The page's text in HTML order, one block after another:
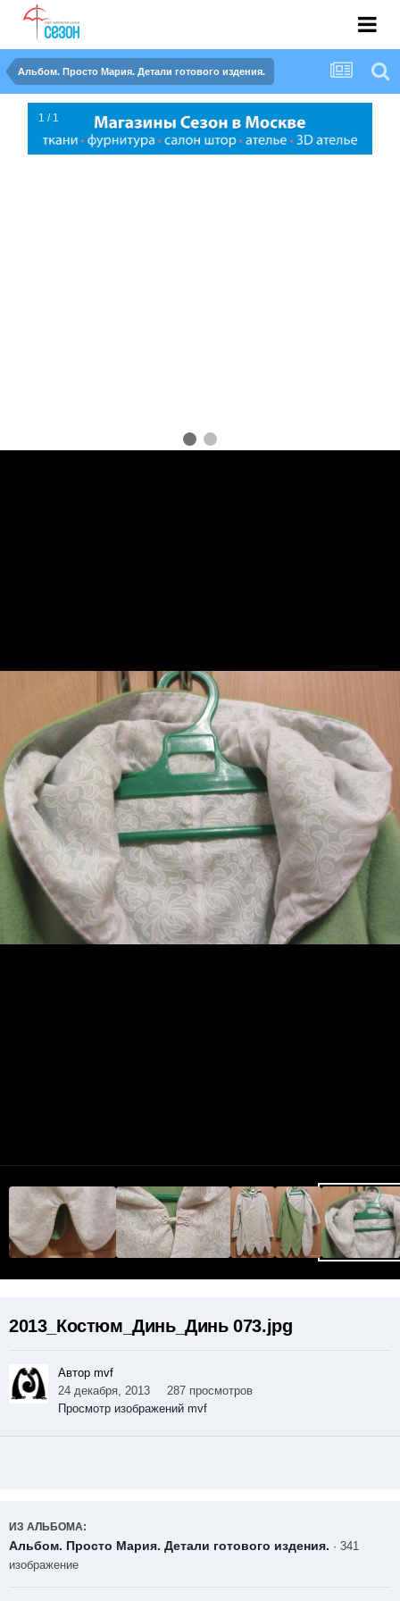
Альбом. Просто Мария. Детали готового издения.
1 / 1
2013_Костюм_Динь_Динь 073.jpg
Автор mvf
24 декабря, 2013
287 просмотров
Просмотр изображений mvf
ИЗ АЛЬБОМА:
Альбом. Просто Мария. Детали готового издения. · 341
изображение